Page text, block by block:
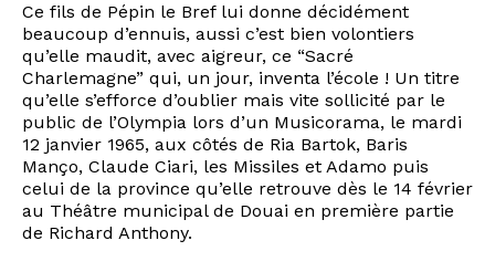
Ce fils de Pépin le Bref lui donne décidément
beaucoup d’ennuis, aussi c’est bien volontiers
qu’elle maudit, avec aigreur, ce “Sacré
Charlemagne” qui, un jour, inventa l’école ! Un titre
qu’elle s’efforce d’oublier mais vite sollicité par le
public de l’Olympia lors d’un Musicorama, le mardi
12 janvier 1965, aux côtés de Ria Bartok, Baris
Manço, Claude Ciari, les Missiles et Adamo puis
celui de la province qu’elle retrouve dès le 14 février
au Théâtre municipal de Douai en première partie
de Richard Anthony.